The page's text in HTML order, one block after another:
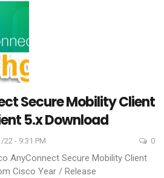
Secure Mobility Client
5.x Download
22 - 9:31 PM 0
AnyConnect Secure Mobility Client
Cisco Year / Release